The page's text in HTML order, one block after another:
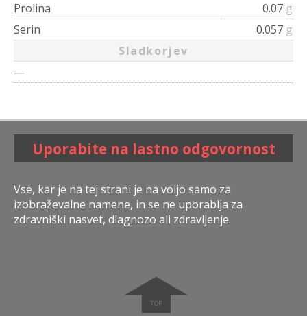
Prolina
0.07 g
Serin
0.057 g
Sladkorjev
—
Uporabite na lastno odgovornost
Vse, kar je na tej strani je na voljo samo za
izobraževalne namene, in se ne uporablja za
zdravniški nasvet, diagnozo ali zdravljenje.
➧